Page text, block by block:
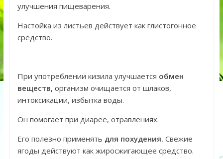
улучшения пищеварения.
Настойка из листьев действует как глистогонное
средство.
При употреблении кизила улучшается обмен
веществ, организм очищается от шлаков,
интоксикации, избытка воды.
Он помогает при диарее, отравлениях.
Его полезно применять для похудения. Свежие
ягоды действуют как жиросжигающее средство.